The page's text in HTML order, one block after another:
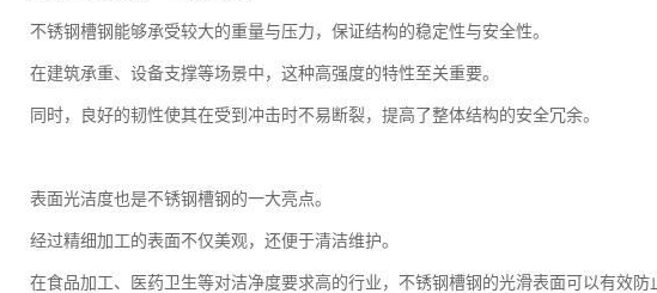
不锈钢槽钢能够承受较大的重量与压力，保证结构的稳定性与安全性。
在建筑承重、设备支撑等场景中，这种高强度的特性至关重要。
同时，良好的韧性使其在受到冲击时不易断裂，提高了整体结构的安全冗余。
表面光洁度也是不锈钢槽钢的一大亮点。
经过精细加工的表面不仅美观，还便于清洁维护。
在食品加工、医药卫生等对洁净度要求高的行业，不锈钢槽钢的光滑表面可以有效